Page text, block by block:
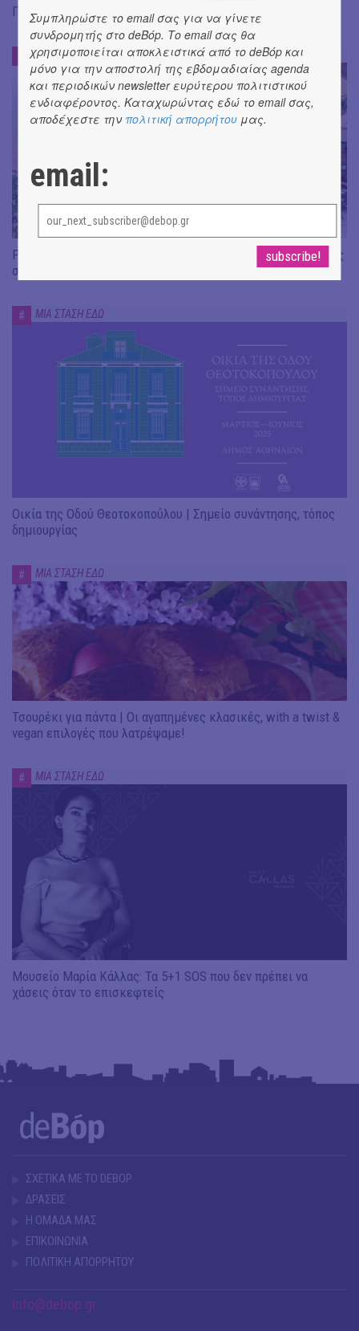
Πειραιά.
ΜΙΑ ΣΤΑΣΗ ΕΔΩ
Psyche Wine Bistro | Ένα αστικό αίθριο γεμάτο ψυχή ακριβώς
στο κέντρο της πόλης
# ΜΙΑ ΣΤΑΣΗ ΕΔΩ
Οικία της Οδού Θεοτοκοπούλου | Σημείο συνάντησης, τόπος
δημιουργίας
# ΜΙΑ ΣΤΑΣΗ ΕΔΩ
Τσουρέκι για πάντα | Οι αγαπημένες κλασικές, with a twist &
vegan επιλογές που λατρέψαμε!
# ΜΙΑ ΣΤΑΣΗ ΕΔΩ
Μουσείο Μαρία Κάλλας: Τα 5+1 SOS που δεν πρέπει να
χάσεις όταν το επισκεφτείς
ΣΧΕΤΙΚΑ ΜΕ ΤΟ DEBOP
ΔΡΑΣΕΙΣ
Η ΟΜΑΔΑ ΜΑΣ
ΕΠΙΚΟΙΝΩΝΙΑ
ΠΟΛΙΤΙΚΗ ΑΠΟΡΡΗΤΟΥ
info@debop.gr
Συμπληρώστε το email σας για να γίνετε
συνδρομητής στο deBόp. Το email σας θα
χρησιμοποιείται αποκλειστικά από το deBόp και
μόνο για την αποστολή της εβδομαδιαίας agenda
και περιοδικών newsletter ευρύτερου πολιτιστικού
ενδιαφέροντος. Καταχωρώντας εδώ το email σας,
αποδέχεστε την πολιτική απορρήτου μας.
email: